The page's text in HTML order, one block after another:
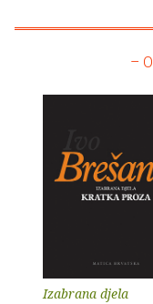
–
Izabrana djela